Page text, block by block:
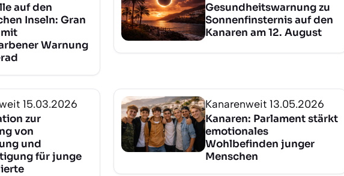
auf den
Inseln: Gran
Warnung
Gesundheitswarnung zu
Sonnenfinsternis auf den
Kanaren am 12. August
15.03.2026
zur
von
und
für junge
Kanarenweit 13.05.2026
Kanaren: Parlament stärkt
emotionales
Wohlbefinden junger
Menschen